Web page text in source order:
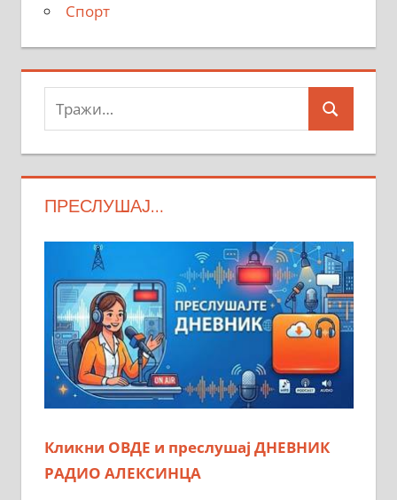
Спорт
Тражи:
Search
ПРЕСЛУШАЈ…
Кликни ОВДЕ и преслушај ДНЕВНИК
РАДИО АЛЕКСИНЦА